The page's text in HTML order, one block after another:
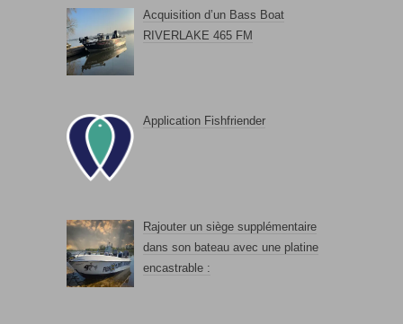
Acquisition d’un Bass Boat
RIVERLAKE 465 FM
Application Fishfriender
Rajouter un siège supplémentaire
dans son bateau avec une platine
encastrable :